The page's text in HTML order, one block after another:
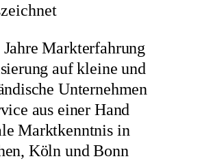
Markterfahrung
auf kleine und
Unternehmen
aus einer Hand
Marktkenntnis in
Köln und Bonn